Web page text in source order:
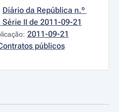
Diário da República n.º
II de 2011-09-21
2011-09-21
públicos